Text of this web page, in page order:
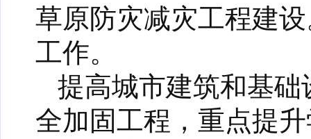
草原防灾减灾工程建
工作。
提高城市建筑和基
全加固工程，重点提